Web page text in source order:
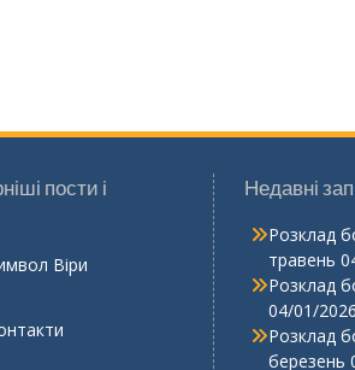
пости і
Віри
Недавні
Розклад
травень
Розклад
04/01/2026
Розклад
березень